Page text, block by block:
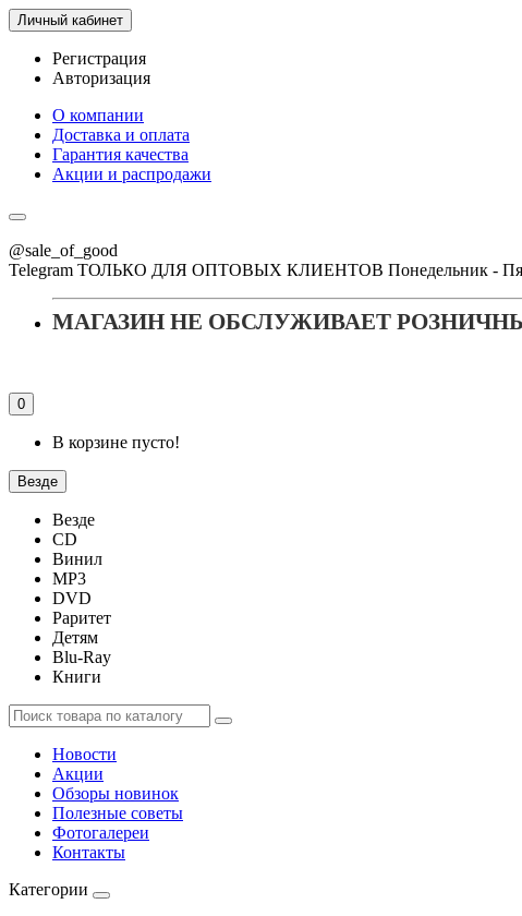
Личный кабинет
Регистрация
Авторизация
О компании
Доставка и оплата
Гарантия качества
Акции и распродажи
@sale_of_good
Telegram ТОЛЬКО ДЛЯ ОПТОВЫХ КЛИЕНТОВ Понедельник -
МАГАЗИН НЕ ОБСЛУЖИВАЕТ
0
В корзине пусто!
Везде
Везде
CD
Винил
MP3
DVD
Раритет
Детям
Blu-Ray
Книги
Новости
Акции
Обзоры новинок
Полезные советы
Фотогалереи
Контакты
Категории